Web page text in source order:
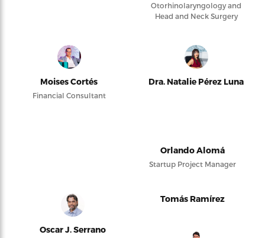
Otorhinolaryngology and
Head and Neck Surgery
Moises Cortés
Financial Consultant
Dra. Natalie Pérez Luna
Orlando Alomá
Startup Project Manager
Oscar J. Serrano
Tomás Ramírez